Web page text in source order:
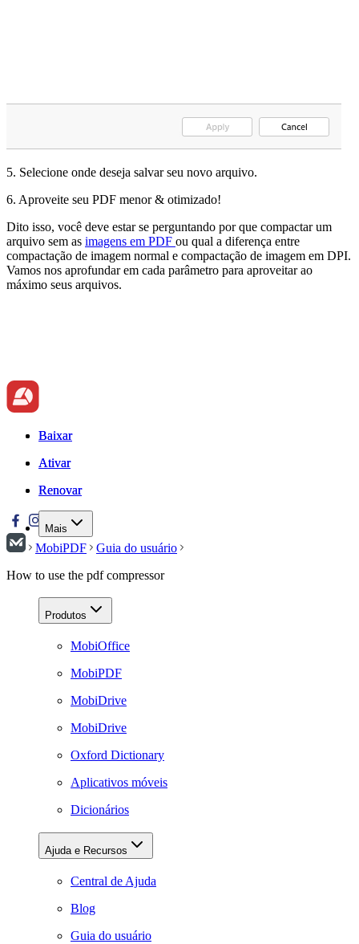
5. Selecione onde deseja salvar seu novo arquivo.
6. Aproveite seu PDF menor & otimizado!
Dito isso, você deve estar se perguntando por que compactar um
arquivo sem as imagens em PDF ou qual a diferença entre
compactação de imagem normal e compactação de imagem em DPI.
Vamos nos aprofundar em cada parâmetro para aproveitar ao
máximo seus arquivos.
Baixar
Ativar
Renovar
Mais
Baixar
Ativar
Renovar
MobiPDF
Guia do usuário
How to use the pdf compressor
Produtos
MobiOffice
MobiPDF
MobiDrive
MobiDrive
Oxford Dictionary
Aplicativos móveis
Dicionários
Ajuda e Recursos
Central de Ajuda
Blog
Guia do usuário